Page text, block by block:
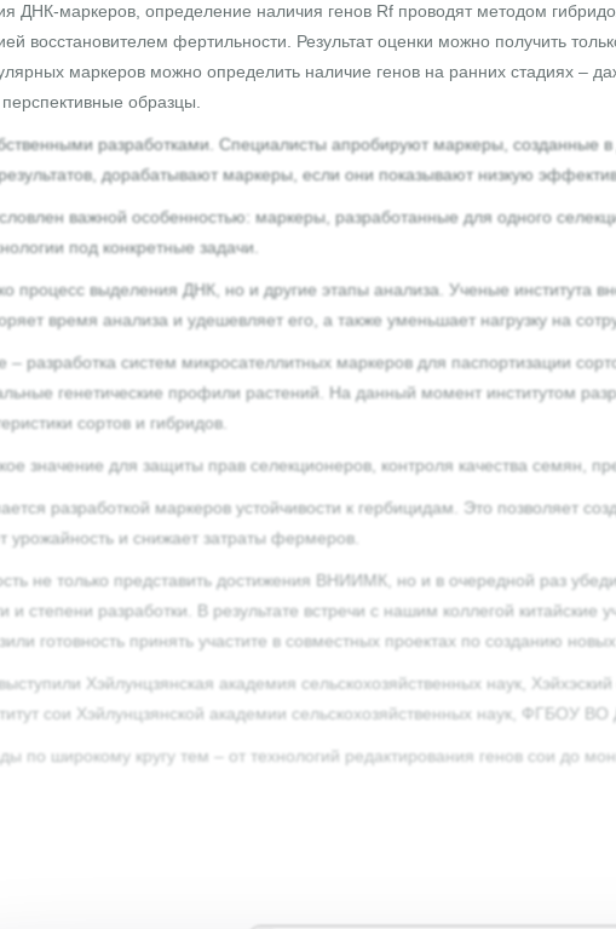
ДНК-маркеров, определение наличия генов Rf проводят методом
восстановителем фертильности. Результат оценки можно получить
маркеров можно определить наличие генов на ранних стадиях –
образцы.
разработками. Специалисты апробируют маркеры,
дорабатывают маркеры, если они показывают низкую
важной особенностью: маркеры, разработанные для одного
под конкретные задачи.
процесс выделения ДНК, но и другие этапы анализа. Ученые института
время анализа и удешевляет его, а также уменьшает нагрузку на
разработка систем микросателлитных маркеров для паспортизации
генетические профили растений. На данный момент институтом
сортов и гибридов.
значение для защиты прав селекционеров, контроля качества
разработкой маркеров устойчивости к гербицидам. Это позволяет
урожайность и снижает затраты фермеров.
не только представить достижения ВНИИМК, но и в очередной раз
и степени разработки. В результате встречи с нашим коллегой
готовность принять участите в совместных проектах по созданию новых
Хэйлунцзянская академия сельскохозяйственных наук,
сои Хэйлунцзянской академии сельскохозяйственных наук,
по широкому кругу тем – от технологий редактирования генов сои до